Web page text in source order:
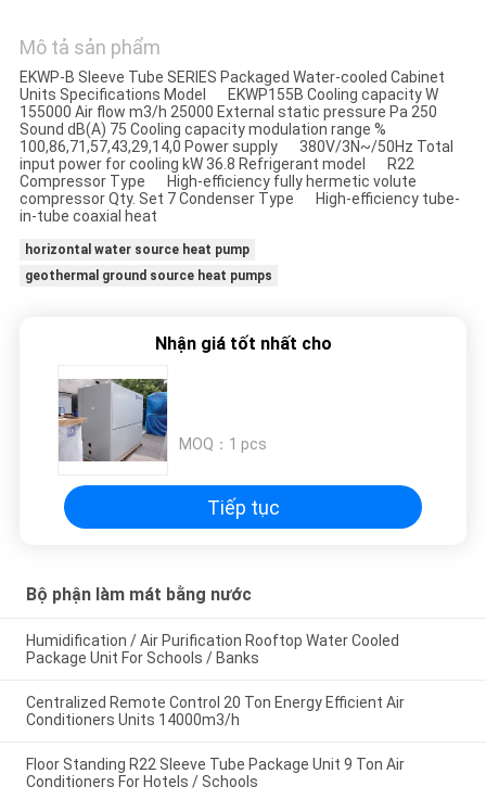
COMPANY
NEWS
SƠ
ĐỒ
TRANG
WEB
Mô tả sản phẩm
EKWP-B Sleeve Tube SERIES Packaged Water-cooled Cabinet
Units Specifications Model EKWP155B Cooling capacity W
155000 Air flow m3/h 25000 External static pressure Pa 250
Sound dB(A) 75 Cooling capacity modulation range %
100,86,71,57,43,29,14,0 Power supply 380V/3N~/50Hz Total
input power for cooling kW 36.8 Refrigerant model R22
Compressor Type High-efficiency fully hermetic volute
compressor Qty. Set 7 Condenser Type High-efficiency tube-
in-tube coaxial heat
horizontal water source heat pump
geothermal ground source heat pumps
Nhận giá tốt nhất cho
MOQ： 1 pcs
Tiếp tục
Bộ phận làm mát bằng nước
Humidification / Air Purification Rooftop Water Cooled
Package Unit For Schools / Banks
Centralized Remote Control 20 Ton Energy Efficient Air
Conditioners Units 14000m3/h
Floor Standing R22 Sleeve Tube Package Unit 9 Ton Air
Conditioners For Hotels / Schools